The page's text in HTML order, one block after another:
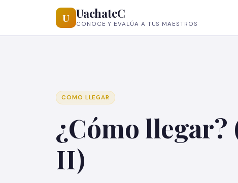
U UachateC
CONOCE Y EVALÚA A TUS MAESTROS
COMO LLEGAR
¿Cómo llegar?
II)